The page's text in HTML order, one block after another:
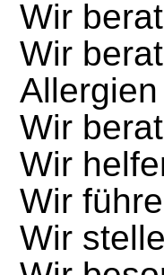
Wir
Wir
Allergien
Wir
Wir
Wir
Wir